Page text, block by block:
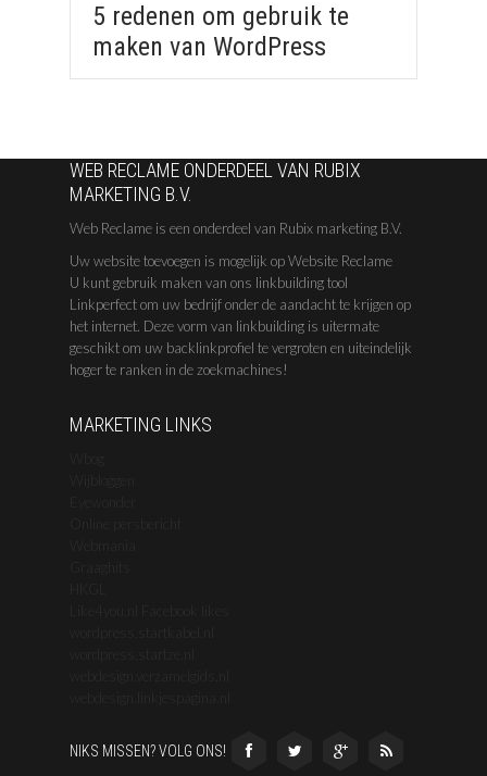
5 redenen om gebruik te
maken van WordPress
WEB RECLAME ONDERDEEL VAN RUBIX
MARKETING B.V.
Web Reclame is een onderdeel van Rubix marketing B.V.
Uw website toevoegen is mogelijk op Website Reclame
U kunt gebruik maken van ons linkbuilding tool
Linkperfect om uw bedrijf onder de aandacht te krijgen op
het internet. Deze vorm van linkbuilding is uitermate
geschikt om uw backlinkprofiel te vergroten en uiteindelijk
hoger te ranken in de zoekmachines!
MARKETING LINKS
NIKS MISSEN? VOLG ONS!